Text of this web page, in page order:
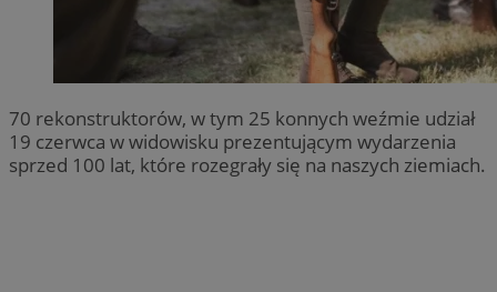
70 rekonstruktorów, w tym 25 konnych weźmie udział
19 czerwca w widowisku prezentującym wydarzenia
sprzed 100 lat, które rozegrały się na naszych ziemiach.